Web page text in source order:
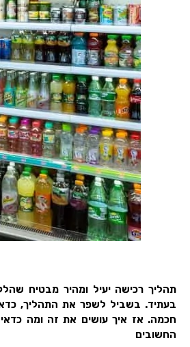
תהליך רכישה יעיל ומהיר מבטיח
בעתיד. בשביל לשפר את התהליך,
חכמה. אז איך עושים את זה ומה
החשובים